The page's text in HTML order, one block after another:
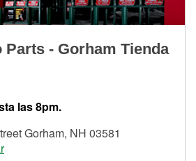
Parts - Gorham Tienda
las 8pm.
Gorham, NH 03581